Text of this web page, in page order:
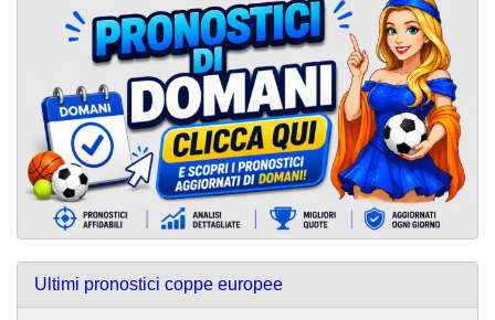
Ultimi pronostici coppe europee